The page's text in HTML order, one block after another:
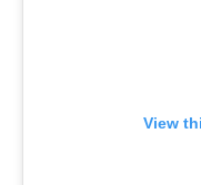
View